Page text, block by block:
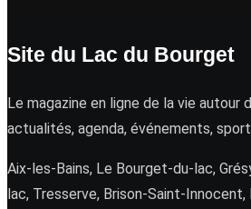
Site du Lac du Bourget
Le magazine en ligne de la vie autour
actualités, agenda, événements,
Aix-les-Bains, Le Bourget-du-lac,
lac, Tresserve, Brison-Saint-Innocent,